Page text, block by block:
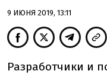
9 ИЮНЯ 2019, 13:11
Разработчики и